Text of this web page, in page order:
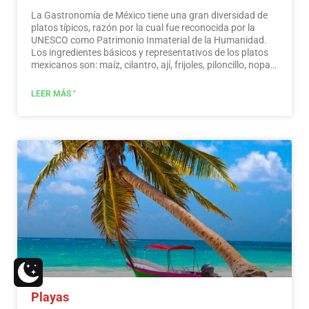
La Gastronomía de México tiene una gran diversidad de
platos típicos, razón por la cual fue reconocida por la
UNESCO como Patrimonio Inmaterial de la Humanidad.
Los ingredientes básicos y representativos de los platos
mexicanos son: maíz, cilantro, ají, frijoles, piloncillo, nopal
sus salsas, que sirven de acompañamiento a platos
LEER MÁS "
Playas